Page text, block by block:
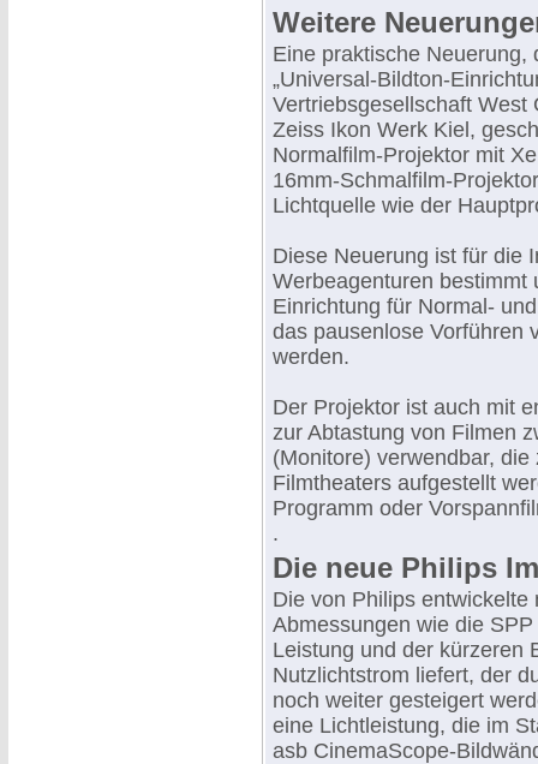
Weitere
Eine praktische Neuerung,
„Universal-Bildton-
Vertriebsgesellschaft West
Zeiss Ikon Werk Kiel,
Normalfilm-Projektor mit
16mm-Schmalfilm-
Lichtquelle wie der
Diese Neuerung ist für die
Werbeagenturen bestimmt
Einrichtung für Normal-
das pausenlose Vorführen
werden.
Der Projektor ist auch mit
zur Abtastung von Filmen
(Monitore) verwendbar,
Filmtheaters aufgestellt
Programm oder
.
Die neue Philips
Die von Philips
Abmessungen wie die
Leistung und der kürzeren
Nutzlichtstrom liefert, der
noch weiter gesteigert
eine Lichtleistung, die im
asb CinemaScope-